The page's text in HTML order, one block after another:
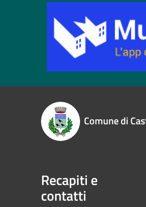
Comune di
Recapiti e
contatti